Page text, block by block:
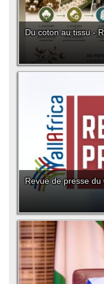
Du coton au tissu -
Revue de presse du